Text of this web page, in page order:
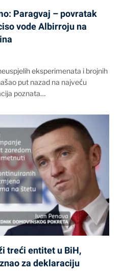
Paragvaj – povratak
vode Albirroju na
eksperimenata i brojnih
put nazad na najveću
poznata…
treći entitet u BiH,
za deklaraciju